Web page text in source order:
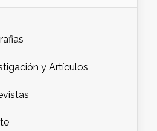
y Artículos